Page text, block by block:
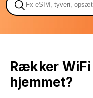
Rækker
hjemmet?